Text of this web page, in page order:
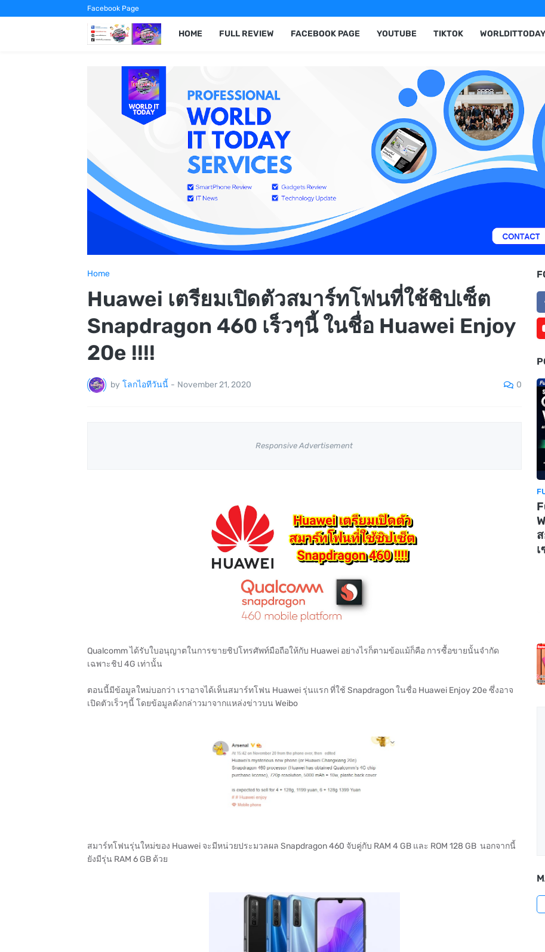
Facebook Page
HOME FULL REVIEW FACEBOOK PAGE YOUTUBE TIKTOK
Home
Huawei เตรียมเปิดตัวสมาร์ทโฟนที่ใช้ชิปเซ็ต
Snapdragon 460 เร็วๆนี้ ในชื่อ Huawei Enjoy
20e !!!!
by โลกไอทีวันนี้ - November 21, 2020 0
Responsive Advertisement
Qualcomm ได้รับใบอนุญาตในการขายชิปโทรศัพท์มือถือให้กับ Huawei อย่างไรก็ตามข้อแม้ก็คือ การซื้อขายนั้นจำกัด
เฉพาะชิป 4G เท่านั้น
ตอนนี้มีข้อมูลใหม่บอกว่า เราอาจได้เห็นสมาร์ทโฟน Huawei รุ่นแรก ที่ใช้ Snapdragon ในชื่อ Huawei Enjoy 20e ซึ่งอาจ
เปิดตัวเร็วๆนี้ โดยข้อมูลดังกล่าวมาจากแหล่งข่าวบน Weibo
สมาร์ทโฟนรุ่นใหม่ของ Huawei จะมีหน่วยประมวลผล Snapdragon 460 จับคู่กับ RAM 4 GB และ ROM 128 GB นอกจากนี้
ยังมีรุ่น RAM 6 GB ด้วย